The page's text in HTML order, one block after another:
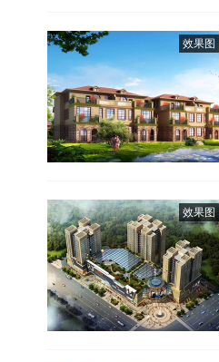
效果图
效果图